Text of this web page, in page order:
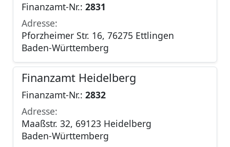
Finanzamt-Nr.: 2831
Adresse:
Pforzheimer Str. 16, 76275 Ettlingen
Baden-Württemberg
Finanzamt Heidelberg
Finanzamt-Nr.: 2832
Adresse:
Maaßstr. 32, 69123 Heidelberg
Baden-Württemberg